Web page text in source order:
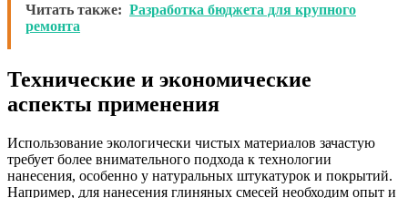
Читать также: Разработка бюджета для крупного
ремонта
Технические и экономические
аспекты применения
Использование экологически чистых материалов зачастую
требует более внимательного подхода к технологии
нанесения, особенно у натуральных штукатурок и покрытий.
Например, для нанесения глиняных смесей необходим опыт и